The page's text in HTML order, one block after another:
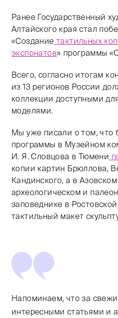
Ранее Государственный
Алтайского края стал
«Создание тактильных
экспонатов» программы
Всего, согласно итогам
из 13 регионов России
коллекции доступными
моделями.
Мы уже писали о том, что
программы в Музейном
И. Я. Словцова в Тюмени
копии картин Брюллова,
Кандинского, а в
археологическом и
заповеднике в
тактильный макет
Напоминаем, что за
интересными статьями и